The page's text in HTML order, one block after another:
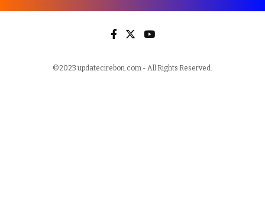
©2023 updatecirebon.com - All Rights Reserved.